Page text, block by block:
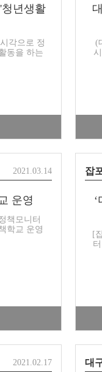
년생활
각으로 정
동을 하는
(
2021.03.14
운영
책모니터
학교 운영
잡
[
2021.02.17 대